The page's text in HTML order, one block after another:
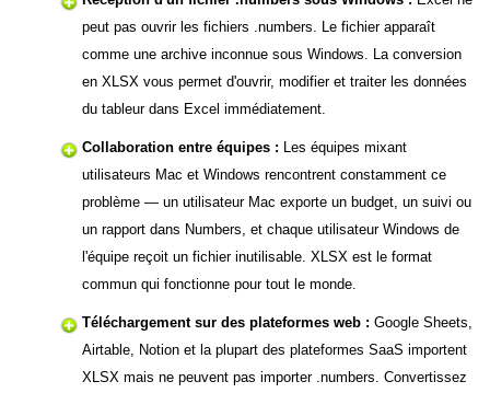
peut pas ouvrir les fichiers .numbers. Le fichier apparaît
comme une archive inconnue sous Windows. La conversion
en XLSX vous permet d'ouvrir, modifier et traiter les données
du tableur dans Excel immédiatement.
Collaboration entre équipes : Les équipes mixant
utilisateurs Mac et Windows rencontrent constamment ce
problème — un utilisateur Mac exporte un budget, un suivi ou
un rapport dans Numbers, et chaque utilisateur Windows de
l'équipe reçoit un fichier inutilisable. XLSX est le format
commun qui fonctionne pour tout le monde.
Téléchargement sur des plateformes web : Google Sheets,
Airtable, Notion et la plupart des plateformes SaaS importent
XLSX mais ne peuvent pas importer .numbers. Convertissez